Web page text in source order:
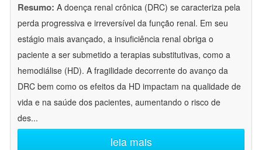
Resumo: A doença renal crônica (DRC) se caracteriza pela
perda progressiva e irreversível da função renal. Em seu
estágio mais avançado, a insuficiência renal obriga o
paciente a ser submetido a terapias substitutivas, como a
hemodiálise (HD). A fragilidade decorrente do avanço da
DRC bem como os efeitos da HD impactam na qualidade de
vida e na saúde dos pacientes, aumentando o risco de
des...
leia mais